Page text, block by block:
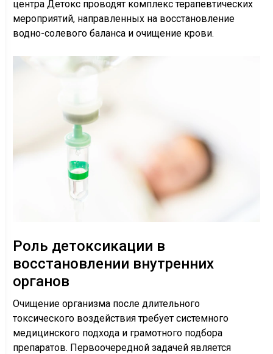
центра Детокс проводят комплекс терапевтических
мероприятий, направленных на восстановление
водно-солевого баланса и очищение крови.
Роль детоксикации в
восстановлении внутренних
органов
Очищение организма после длительного
токсического воздействия требует системного
медицинского подхода и грамотного подбора
препаратов. Первоочередной задачей является